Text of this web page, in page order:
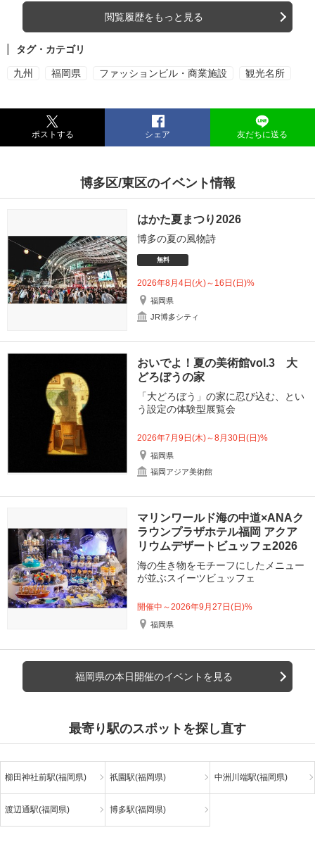
閲覧履歴をもっと見る
タグ・カテゴリ
九州 福岡県 ファッションビル・商業施設 観光名所
ポストする シェア 友だちに送る
博多区/東区のイベント情報
はかた夏まつり2026
博多の夏の風物詩
無料
2026年8月4日(火)～16日(日)%
福岡県
JR博多シティ
おいでよ！夏の美術館vol.3 大
どろぼうの家
「大どろぼう」の家に忍び込む、とい
う設定の体験型展覧会
2026年7月9日(木)～8月30日(日)%
福岡県
福岡アジア美術館
マリンワールド海の中道×ANAク
ラウンプラザホテル福岡 アクア
リウムデザートビュッフェ2026
海の生き物をモチーフにしたメニュー
が並ぶスイーツビュッフェ
開催中～2026年9月27日(日)%
福岡県
福岡県の本日開催のイベントを見る
最寄り駅のスポットを探し直す
櫛田神社前駅(福岡県) 祇園駅(福岡県) 中洲川端駅(福岡県)
渡辺通駅(福岡県) 博多駅(福岡県)